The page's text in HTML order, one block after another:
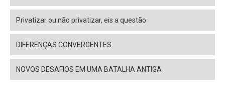
Privatizar ou não privatizar, eis a questão
DIFERENÇAS CONVERGENTES
NOVOS DESAFIOS EM UMA BATALHA ANTIGA